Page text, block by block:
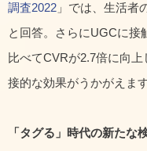
調査2022 」では、生活者
と回答。さらにUGCに接
比べてCVRが2.7倍に向上
接的な効果がうかがえます
「タグる」時代の新たな